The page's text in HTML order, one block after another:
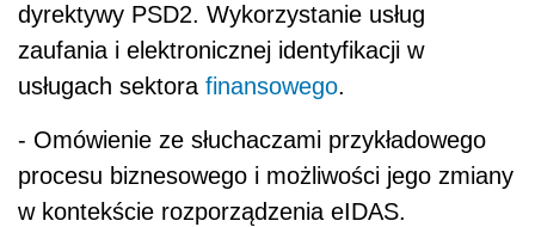
dyrektywy PSD2. Wykorzystanie usług
zaufania i elektronicznej identyfikacji w
usługach sektora finansowego.
- Omówienie ze słuchaczami przykładowego
procesu biznesowego i możliwości jego zmiany
w kontekście rozporządzenia eIDAS.